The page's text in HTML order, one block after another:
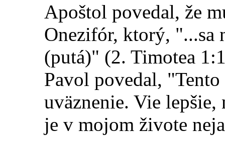
Apoštol povedal, že
Onezifór, ktorý, "...sa
(putá)" (2. Timotea
Pavol povedal,
uväznenie. Vie
je v mojom živote